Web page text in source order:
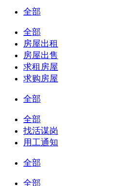
全部
全部
房屋出租
房屋出售
求租房屋
求购房屋
全部
全部
找活谋岗
用工通知
全部
全部